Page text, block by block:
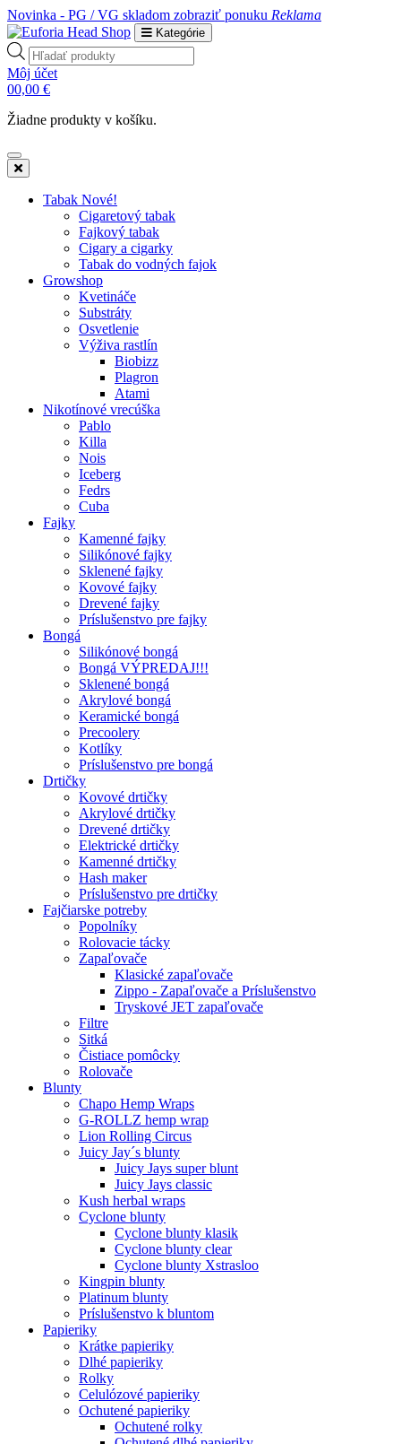
Novinka - PG / VG skladom zobraziť ponuku Reklama
Kategórie
Products
search
Môj účet
00,00 €
Žiadne produkty v košíku.
Tabak Nové!
Cigaretový tabak
Fajkový tabak
Cigary a cigarky
Tabak do vodných fajok
Growshop
Kvetináče
Substráty
Osvetlenie
Výživa rastlín
Biobizz
Plagron
Atami
Nikotínové vrecúška
Pablo
Killa
Nois
Iceberg
Fedrs
Cuba
Fajky
Kamenné fajky
Silikónové fajky
Sklenené fajky
Kovové fajky
Drevené fajky
Príslušenstvo pre fajky
Bongá
Silikónové bongá
Bongá VÝPREDAJ!!!
Sklenené bongá
Akrylové bongá
Keramické bongá
Precoolery
Kotlíky
Príslušenstvo pre bongá
Drtičky
Kovové drtičky
Akrylové drtičky
Drevené drtičky
Elektrické drtičky
Kamenné drtičky
Hash maker
Príslušenstvo pre drtičky
Fajčiarske potreby
Popolníky
Rolovacie tácky
Zapaľovače
Klasické zapaľovače
Zippo - Zapaľovače a Príslušenstvo
Tryskové JET zapaľovače
Filtre
Sitká
Čistiace pomôcky
Rolovače
Blunty
Chapo Hemp Wraps
G-ROLLZ hemp wrap
Lion Rolling Circus
Juicy Jay´s blunty
Juicy Jays super blunt
Juicy Jays classic
Kush herbal wraps
Cyclone blunty
Cyclone blunty klasik
Cyclone blunty clear
Cyclone blunty Xstrasloo
Kingpin blunty
Platinum blunty
Príslušenstvo k bluntom
Papieriky
Krátke papieriky
Dlhé papieriky
Rolky
Celulózové papieriky
Ochutené papieriky
Ochutené rolky